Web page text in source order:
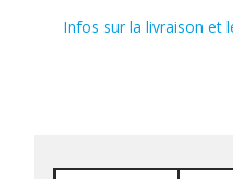
Infos sur la livraison et